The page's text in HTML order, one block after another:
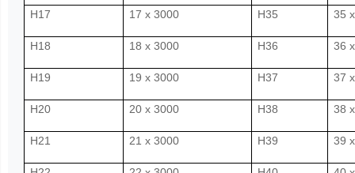
H17 17 x 3000 H35 35
H18 18 x 3000 H36 36
H19 19 x 3000 H37 37
H20 20 x 3000 H38 38
H21 21 x 3000 H39 39